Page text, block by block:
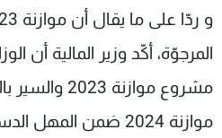
المرجوّة، أكّد وزير المالية أن
مشروع
موازنة 2024 ضمن